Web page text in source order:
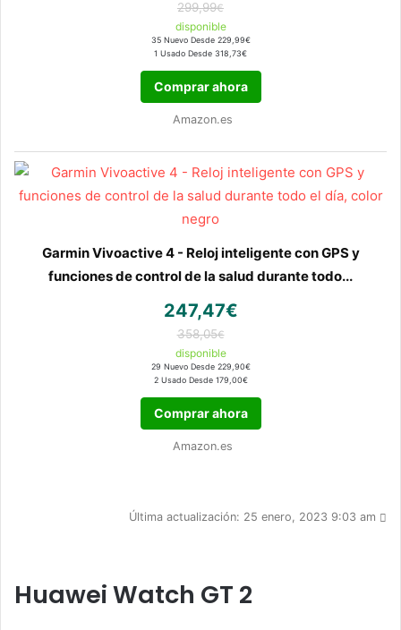
299,99€
disponible
35 Nuevo Desde 229,99€
1 Usado Desde 318,73€
Comprar ahora
Amazon.es
Garmin Vivoactive 4 - Reloj inteligente con GPS y
funciones de control de la salud durante todo...
247,47€
358,05€
disponible
29 Nuevo Desde 229,90€
2 Usado Desde 179,00€
Comprar ahora
Amazon.es
Última actualización: 25 enero, 2023 9:03 am
Huawei Watch GT 2